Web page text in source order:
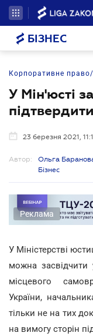
БІЗНЕС
Корпоративне
У Мін'юсті
23 березня 2021,
Автор:
Ольга
Бізнес
Реклама
У Міністерстві
можна засвідчити
місцевого
України,
тільки не на тих
на вимогу сторін